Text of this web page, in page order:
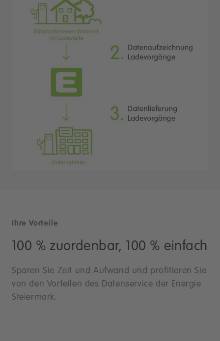
Ihre Vorteile
100 % zuordenbar, 100 % einfach
Sparen Sie Zeit und Aufwand und profitieren Sie
von den Vorteilen des Datenservice der Energie
Steiermark.